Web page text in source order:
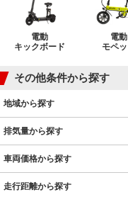
電動
キックボード
電動
モペッ
その他条件から探す
地域から探す
排気量から探す
車両価格から探す
走行距離から探す